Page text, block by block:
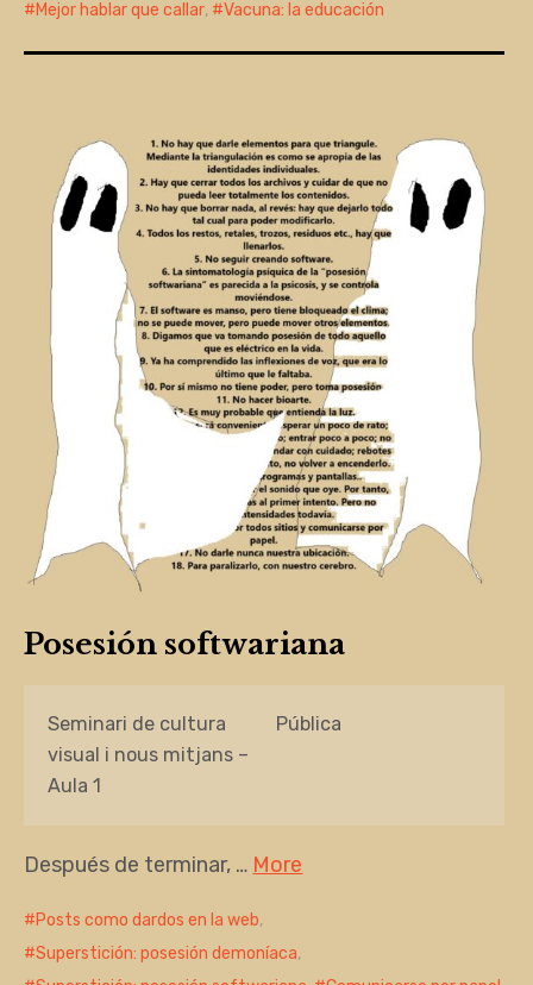
Mejor hablar que callar, Vacuna: la educación
Posesión softwariana
Seminari de cultura
visual i nous mitjans –
Aula 1
Pública
Después de terminar, … More
Posts como dardos en la web,
Superstición: posesión demoníaca,